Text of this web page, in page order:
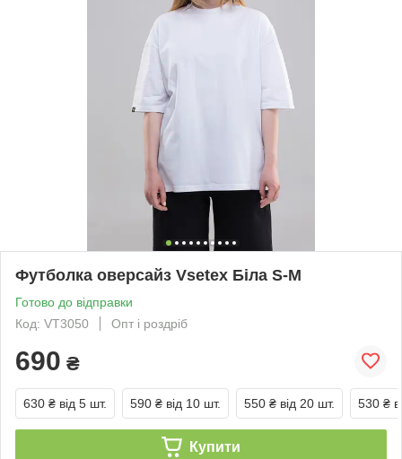
Футболка оверсайз Vsetex Біла S-M
Готово до відправки
Код: VT3050
Опт і роздріб
690 ₴
630 ₴ від 5 шт. 590 ₴ від 10 шт. 550 ₴ від 20 шт. 530 ₴
Купити